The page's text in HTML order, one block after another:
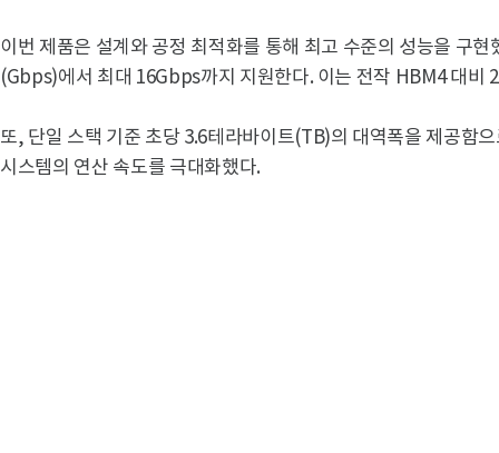
이번 제품은 설계와 공정 최적화를 통해 최고 수준의 성능을 구
(Gbps)에서 최대 16Gbps까지 지원한다. 이는 전작 HBM4 대비
또, 단일 스택 기준 초당 3.6테라바이트(TB)의 대역폭을 제공함
시스템의 연산 속도를 극대화했다.